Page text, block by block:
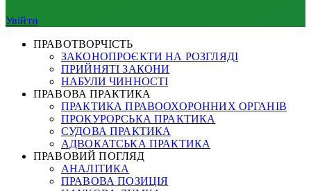
Увійти
ПРАВОТВОРЧІСТЬ
ЗАКОНОПРОЄКТИ НА РОЗГЛЯДІ
ПРИЙНЯТІ ЗАКОНИ
НАБУЛИ ЧИННОСТІ
ПРАВОВА ПРАКТИКА
ПРАКТИКА ПРАВООХОРОННИХ ОРГАНІВ
ПРОКУРОРСЬКА ПРАКТИКА
СУДОВА ПРАКТИКА
АДВОКАТСЬКА ПРАКТИКА
ПРАВОВИЙ ПОГЛЯД
АНАЛІТИКА
ПРАВОВА ПОЗИЦІЯ